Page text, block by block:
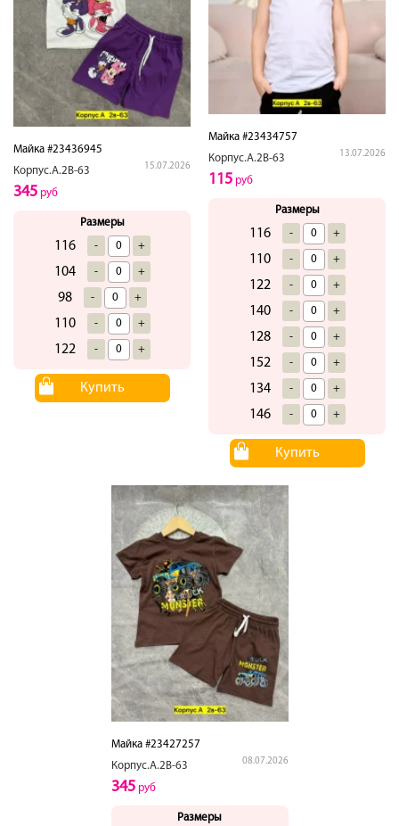
Майка #23436945
Корпус.А.2В-63
15.07.2026
345 руб
Размеры
116 - +
104 - +
98 - +
110 - +
122 - +
Купить
Майка #23434757
Корпус.А.2В-63
13.07.2026
115 руб
Размеры
116 - +
110 - +
122 - +
140 - +
128 - +
152 - +
134 - +
146 - +
Купить
Майка #23427257
Корпус.А.2В-63
08.07.2026
345руб
Размеры